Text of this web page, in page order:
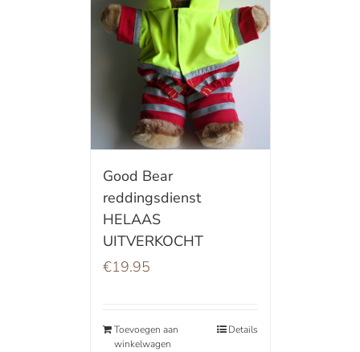
Good Bear
reddingsdienst
HELAAS
UITVERKOCHT
€19.95
Toevoegen aan
winkelwagen
Details